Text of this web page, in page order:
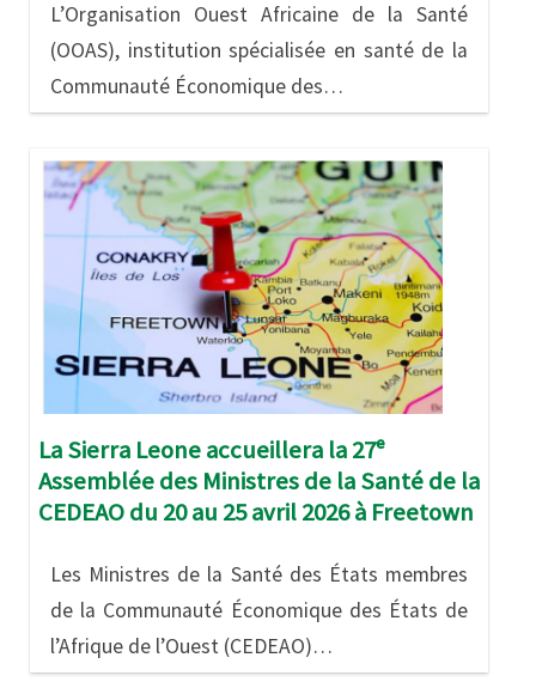
L’Organisation Ouest Africaine de la Santé
(OOAS), institution spécialisée en santé de la
Communauté Économique des…
Image
La Sierra Leone accueillera la 27ᵉ
Assemblée des Ministres de la Santé de la
CEDEAO du 20 au 25 avril 2026 à Freetown
Les Ministres de la Santé des États membres
de la Communauté Économique des États de
l’Afrique de l’Ouest (CEDEAO)…